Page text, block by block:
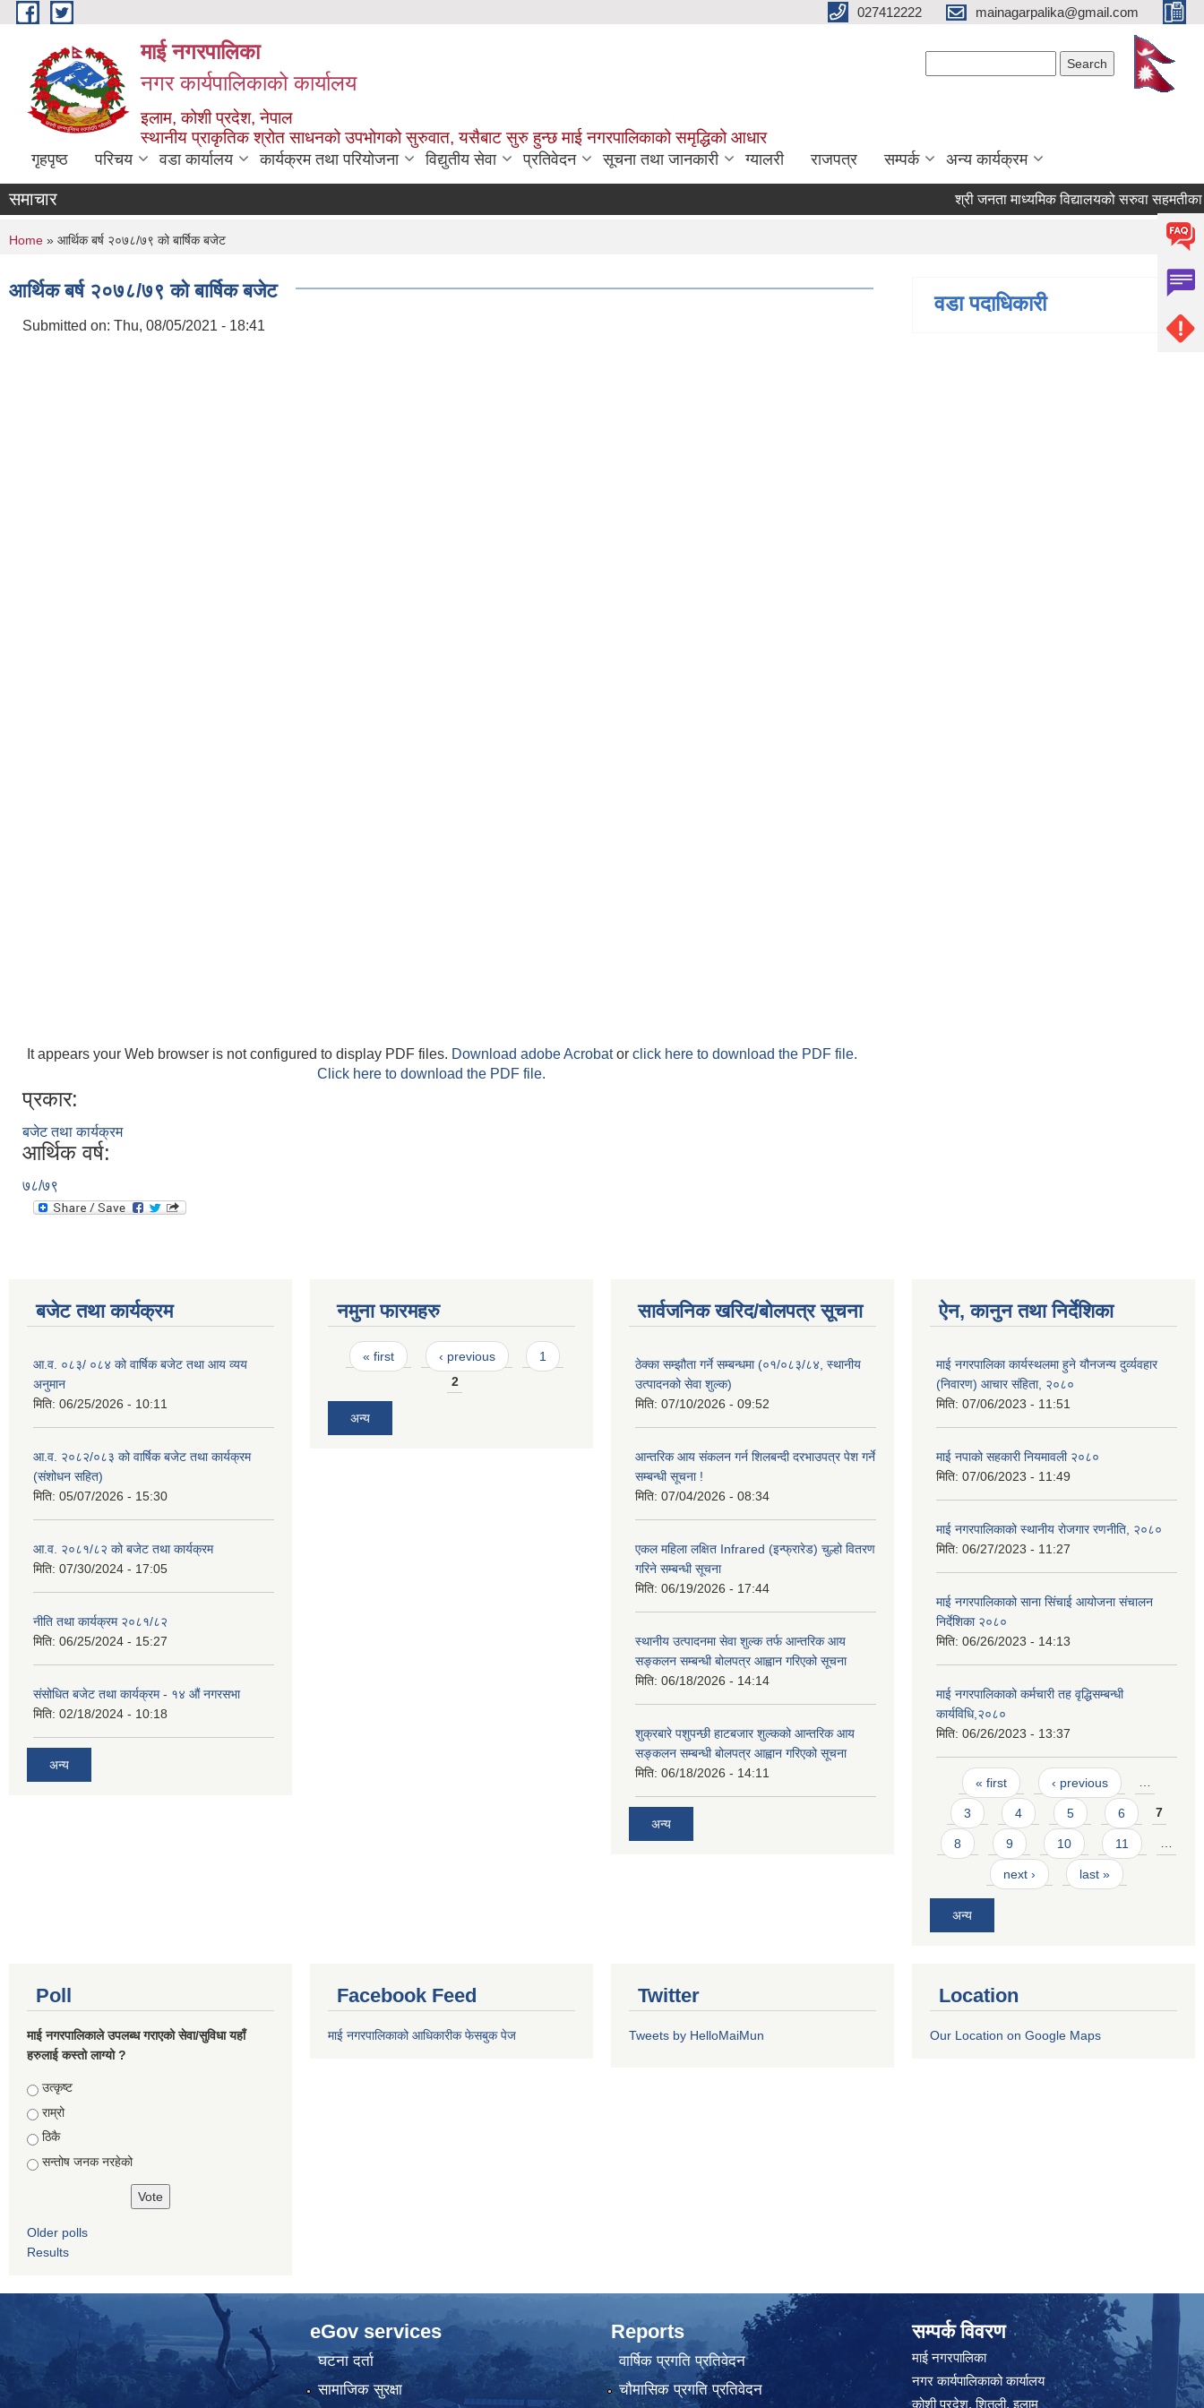
Skip to main content 027412222 mainagarpalika@gmail.com
माई नगरपालिका
नगर कार्यपालिकाको कार्यालय
इलाम, कोशी प्रदेश, नेपाल
स्थानीय प्राकृतिक श्रोत साधनको उपभोगको सुरुवात, यसैबाट सुरु हुन्छ माई नगरपालिकाको समृद्धिको आधार
गृहपृष्ठ परिचय वडा कार्यालय कार्यक्रम तथा परियोजना विद्युतीय सेवा प्रतिवेदन सूचना तथा जानकारी ग्यालरी राजपत्र सम्पर्क अन्य कार्यक्रम
समाचार श्री जनता माध्यमिक विद्यालयको सरुवा सहमतीका
You are here
Home » आर्थिक बर्ष २०७८/७९ को बार्षिक बजेट
आर्थिक बर्ष २०७८/७९ को बार्षिक बजेट
Submitted on: Thu, 08/05/2021 - 18:41
It appears your Web browser is not configured to display PDF files. Download adobe Acrobator click here to download the PDF file.
Click here to download the PDF file.
प्रकार:
बजेट तथा कार्यक्रम
आर्थिक वर्ष:
७८/७९
वडा पदाधिकारी
बजेट तथा कार्यक्रम
आ.व. ०८३/ ०८४ को वार्षिक बजेट तथा आय व्यय
अनुमान
मिति: 06/25/2026 - 10:11
आ.व. २०८२/०८३ को वार्षिक बजेट तथा कार्यक्रम
(संशोधन सहित)
मिति: 05/07/2026 - 15:30
आ.व. २०८१/८२ को बजेट तथा कार्यक्रम
मिति: 07/30/2024 - 17:05
नीति तथा कार्यक्रम २०८१/८२
मिति: 06/25/2024 - 15:27
संसोधित बजेट तथा कार्यक्रम - १४ औं नगरसभा
मिति: 02/18/2024 - 10:18
अन्य
नमुना फारमहरु
Pages
« first ‹ previous
1
2
अन्य
सार्वजनिक खरिद/बोलपत्र सूचना
ठेक्का सम्झौता गर्ने सम्बन्धमा (०१/०८३/८४, स्थानीय
उत्पादनको सेवा शुल्क)
मिति: 07/10/2026 - 09:52
आन्तरिक आय संकलन गर्न शिलबन्दी दरभाउपत्र पेश गर्ने
सम्बन्धी सूचना !
मिति: 07/04/2026 - 08:34
एकल महिला लक्षित Infrared (इन्फ्रारेड) चुल्हो वितरण
गरिने सम्बन्धी सूचना
मिति: 06/19/2026 - 17:44
स्थानीय उत्पादनमा सेवा शुल्क तर्फ आन्तरिक आय
सङ्कलन सम्बन्धी बोलपत्र आह्वान गरिएको सूचना
मिति: 06/18/2026 - 14:14
शुक्रबारे पशुपन्छी हाटबजार शुल्कको आन्तरिक आय
सङ्कलन सम्बन्धी बोलपत्र आह्वान गरिएको सूचना
मिति: 06/18/2026 - 14:11
अन्य
ऐन, कानुन तथा निर्देशिका
माई नगरपालिका कार्यस्थलमा हुने यौनजन्य दुर्व्यवहार
(निवारण) आचार संहिता, २०८०
मिति: 07/06/2023 - 11:51
माई नपाको सहकारी नियमावली २०८०
मिति: 07/06/2023 - 11:49
माई नगरपालिकाको स्थानीय रोजगार रणनीति, २०८०
मिति: 06/27/2023 - 11:27
माई नगरपालिकाको साना सिंचाई आयोजना संचालन
निर्देशिका २०८०
मिति: 06/26/2023 - 14:13
माई नगरपालिकाको कर्मचारी तह वृद्धिसम्बन्धी
कार्यविधि,२०८०
मिति: 06/26/2023 - 13:37
Pages
« first ‹ previous …
3 4 5 6 7
8 9 10 11 …
next › last »
अन्य
Poll
माई नगरपालिकाले उपलब्ध गराएको सेवा/सुविधा यहाँ
हरुलाई कस्तो लाग्यो ?
Choices
उत्कृष्ट
राम्रो
ठिकै
सन्तोष जनक नरहेको
Older polls
Results
Facebook Feed
माई नगरपालिकाको आधिकारीक फेसबुक पेज
Twitter
Tweets by HelloMaiMun
Location
Our Location on Google Maps
eGov services
घटना दर्ता
सामाजिक सुरक्षा
Reports
वार्षिक प्रगति प्रतिवेदन
चौमासिक प्रगति प्रतिवेदन
सम्पर्क विवरण
माई नगरपालिका
नगर कार्यपालिकाको कार्यालय
कोशी प्रदेश, शितली, इलाम